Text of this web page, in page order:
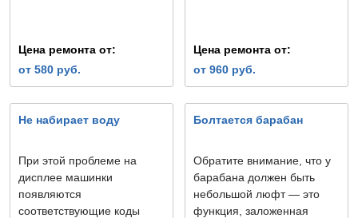
Цена ремонта от:
от 580 руб.
Цена ремонта от:
от 960 руб.
Не набирает воду
При этой проблеме на
дисплее машинки
появляются
соответствующие коды
Болтается барабан
Обратите внимание, что у
барабана должен быть
небольшой люфт — это
функция, заложенная